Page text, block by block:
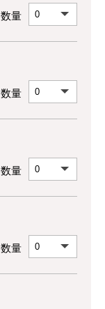
数量
数量
数量
数量